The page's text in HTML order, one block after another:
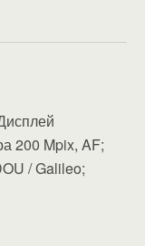
200 Mpix, AF;
/ Galileo;